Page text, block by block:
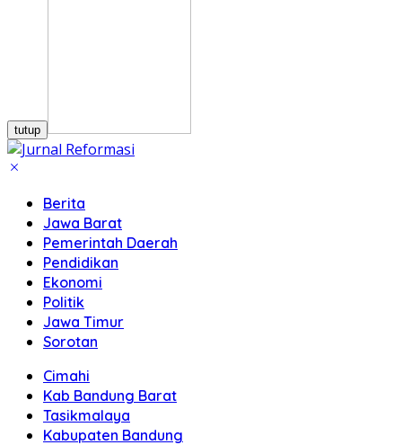
tutup
Berita
Jawa Barat
Pemerintah Daerah
Pendidikan
Ekonomi
Politik
Jawa Timur
Sorotan
Cimahi
Kab Bandung Barat
Tasikmalaya
Kabupaten Bandung